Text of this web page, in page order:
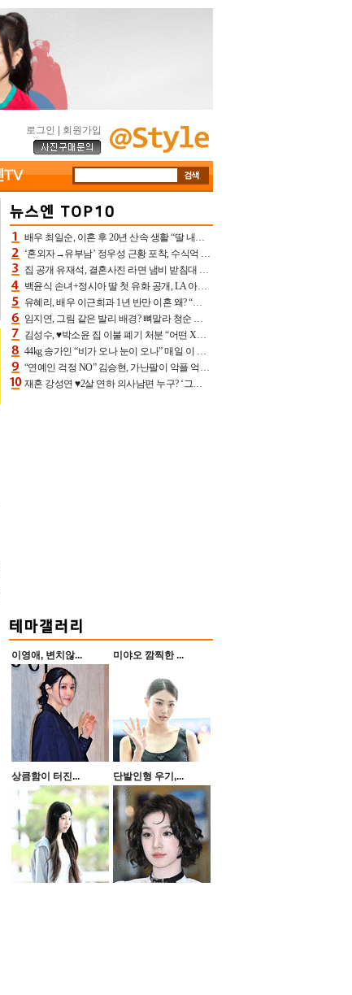
로그인 회원가입
배우 최일순, 이혼 후 20년 산속 생활 “딸 내가 버렸다고 원망‥맘 아파”(특종)[어제TV]
‘혼외자→유부남’ 정우성 근황 포착, 수식억 해킹 피해 후배 만났다 “존경하는”
집 공개 유재석, 결혼사진 라면 냄비 받침대 되고 분노‥가족사진도 피해(놀뭐)[어제TV]
백윤식 손녀+정시아 딸 첫 유화 공개, LA 아트쇼→서울국제조각페스타 작가다운 수준급 실력
유혜리, 배우 이근희과 1년 반만 이혼 왜? “식칼 꽂고 의자 던져” 충격 폭로(특종)[어제TV]
임지연, 그림 같은 발리 배경? 뼈말라 청순 비키니 핏에 상대 안 되네
김성수, ♥박소윤 집 이불 폐기 처분 “어떤 X이랑 썼을지 몰라” 질투(신랑수업2)[어제TV]
44kg 송가인 “비가 오나 눈이 오나” 매일 이 운동, 허벅지 근육량 상승+체지방 감소
“연예인 걱정 NO” 김승현, 가난팔이 악플 억울할만‥아내+딸과 日 여행
재혼 강성연 ♥2살 연하 의사남편 누구? ‘그알’ 자문의에 훈남 비주얼 초엘리트 스펙 [종합]
이영애, 변치않... 미야오 깜찍한 ...
상큼함이 터진... 단발인형 우기,...